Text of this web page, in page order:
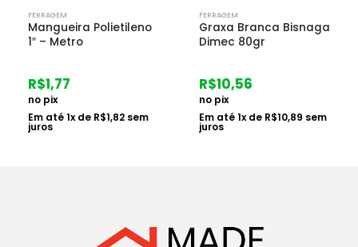
FERRAGEM
Mangueira Polietileno
1″ – Metro
R$1,77
no pix
Em até1x de R$1,82 sem
juros
FERRAGEM
Graxa Branca Bisnaga
Dimec 80gr
R$10,56
no pix
Em até1x de R$10,89 sem
juros